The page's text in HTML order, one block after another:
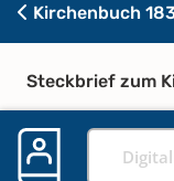
Kirchenbuch
Steckbrief zum